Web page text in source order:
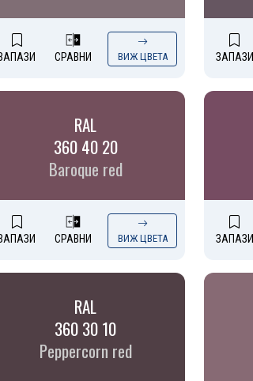
СРАВНИ ВИЖ ЦВЕТА ЗАПАЗИ
RAL
360 40 20
Baroque red
СРАВНИ ВИЖ ЦВЕТА ЗАПАЗИ
RAL
360 30 10
Peppercorn red